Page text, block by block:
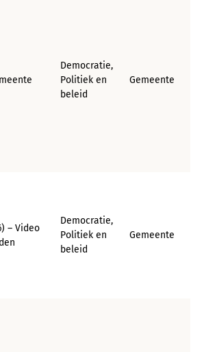
Democratie,
Politiek en
beleid
Gemeente
– Video
Democratie,
Politiek en
beleid
Gemeente